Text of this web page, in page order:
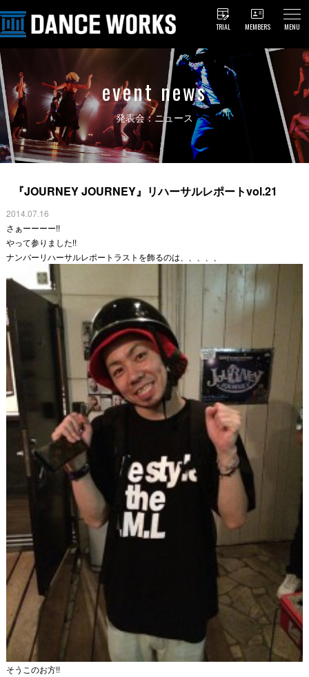
TRIAL MEMBERS MENU
event news
発表会：ニュース
『JOURNEY JOURNEY』リハーサルレポートvol.21
2014.07.16
さぁーーーー!!
やって参りました!!
ナンバーリハーサルレポートラストを飾るのは、、、、、
そうこのお方!!